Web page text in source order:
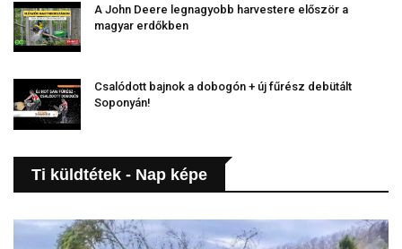
A John Deere legnagyobb harvestere először a
magyar erdőkben
Csalódott bajnok a dobogón + új fűrész debütált
Soponyán!
Ti küldtétek - Nap képe